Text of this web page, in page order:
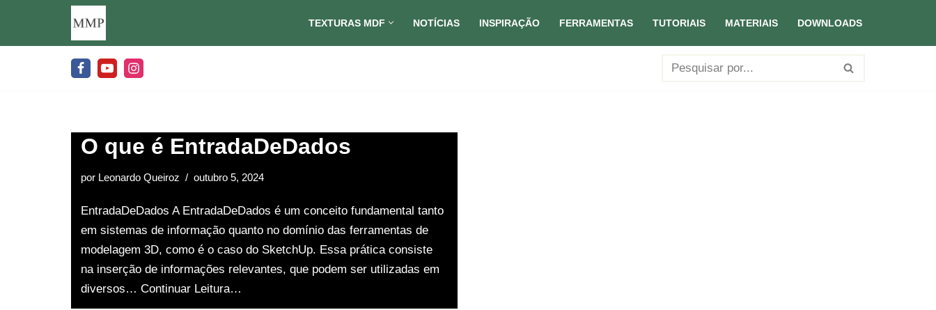
TEXTURAS MDF NOTÍCIAS INSPIRAÇÃO FERRAMENTAS TUTORIAIS MATERIAIS DOWNLOADS
O que é EntradaDeDados
por Leonardo Queiroz outubro 5, 2024
EntradaDeDados A EntradaDeDados é um conceito fundamental tanto
em sistemas de informação quanto no domínio das ferramentas de
modelagem 3D, como é o caso do SketchUp. Essa prática consiste
na inserção de informações relevantes, que podem ser utilizadas em
diversos… Continuar Leitura…